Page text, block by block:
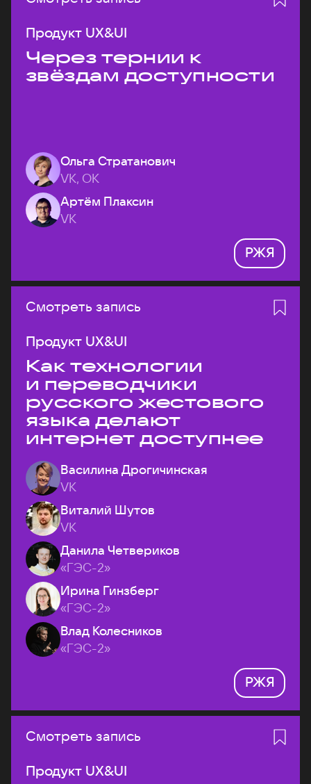
Продукт UX&UI
Через тернии к
звёздам доступности
Ольга Стратанович
VK, ОК
Артём Плаксин
VK
РЖЯ
Смотреть запись
Продукт UX&UI
Как технологии
и переводчики
русского жестового
языка делают
интернет доступнее
Василина Дрогичинская
VK
Виталий Шутов
VK
Данила Четвериков
«ГЭС-2»
Ирина Гинзберг
«ГЭС-2»
Влад Колесников
«ГЭС-2»
РЖЯ
Смотреть запись
Продукт UX&UI